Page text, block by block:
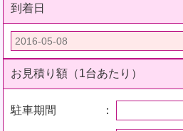
到着日
お見積り額（1台あたり）
駐車期間 ：